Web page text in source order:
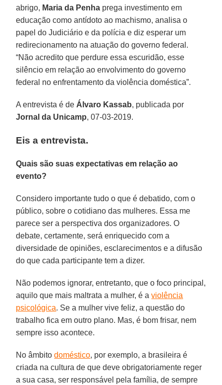
abrigo, Maria da Penha prega investimento em
educação como antídoto ao machismo, analisa o
papel do Judiciário e da polícia e diz esperar um
redirecionamento na atuação do governo federal.
“Não acredito que perdure essa escuridão, esse
silêncio em relação ao envolvimento do governo
federal no enfrentamento da violência doméstica”.
A entrevista é de Álvaro Kassab, publicada por
Jornal da Unicamp, 07-03-2019.
Eis a entrevista.
Quais são suas expectativas em relação ao
evento?
Considero importante tudo o que é debatido, com o
público, sobre o cotidiano das mulheres. Essa me
parece ser a perspectiva dos organizadores. O
debate, certamente, será enriquecido com a
diversidade de opiniões, esclarecimentos e a difusão
do que cada participante tem a dizer.
Não podemos ignorar, entretanto, que o foco principal,
aquilo que mais maltrata a mulher, é aviolência
psicológica. Se a mulher vive feliz, a questão do
trabalho fica em outro plano. Mas, é bom frisar, nem
sempre isso acontece.
No âmbitodoméstico, por exemplo, a brasileira é
criada na cultura de que deve obrigatoriamente reger
a sua casa, ser responsável pela família, de sempre